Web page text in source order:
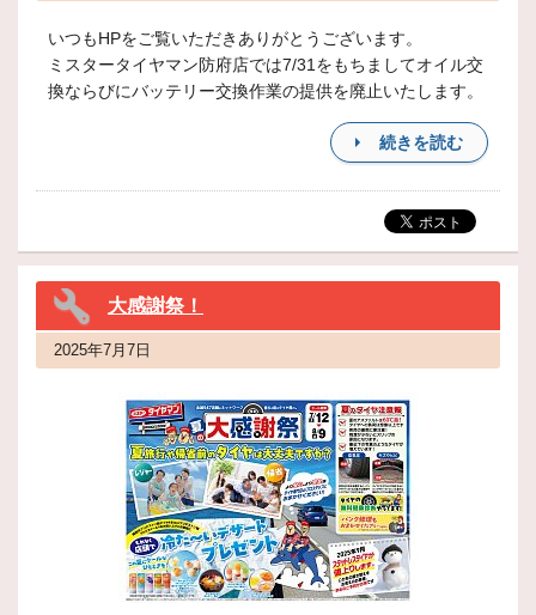
いつもHPをご覧いただきありがとうございます。
ミスタータイヤマン防府店では7/31をもちましてオイル交
換ならびにバッテリー交換作業の提供を廃止いたします。
続きを読む
大感謝祭！
2025年7月7日